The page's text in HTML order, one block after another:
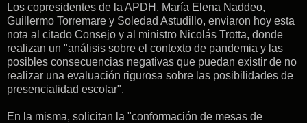
Los copresidentes de la APDH, María Elena Naddeo,
Guillermo Torremare y Soledad Astudillo, enviaron hoy esta
nota al citado Consejo y al ministro Nicolás Trotta, donde
realizan un "análisis sobre el contexto de pandemia y las
posibles consecuencias negativas que puedan existir de no
realizar una evaluación rigurosa sobre las posibilidades de
presencialidad escolar".
En la misma, solicitan la "conformación de mesas de